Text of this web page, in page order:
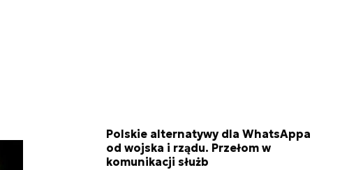
Polskie alternatywy dla WhatsAppa
od wojska i rządu. Przełom w
komunikacji służb